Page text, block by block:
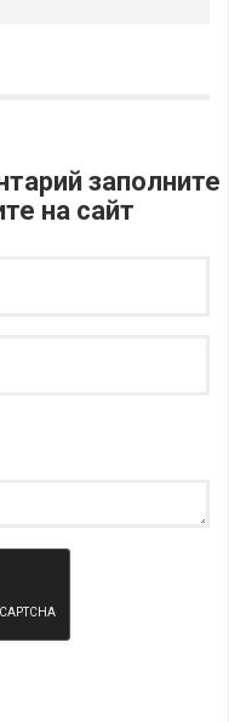
заполните
на сайт